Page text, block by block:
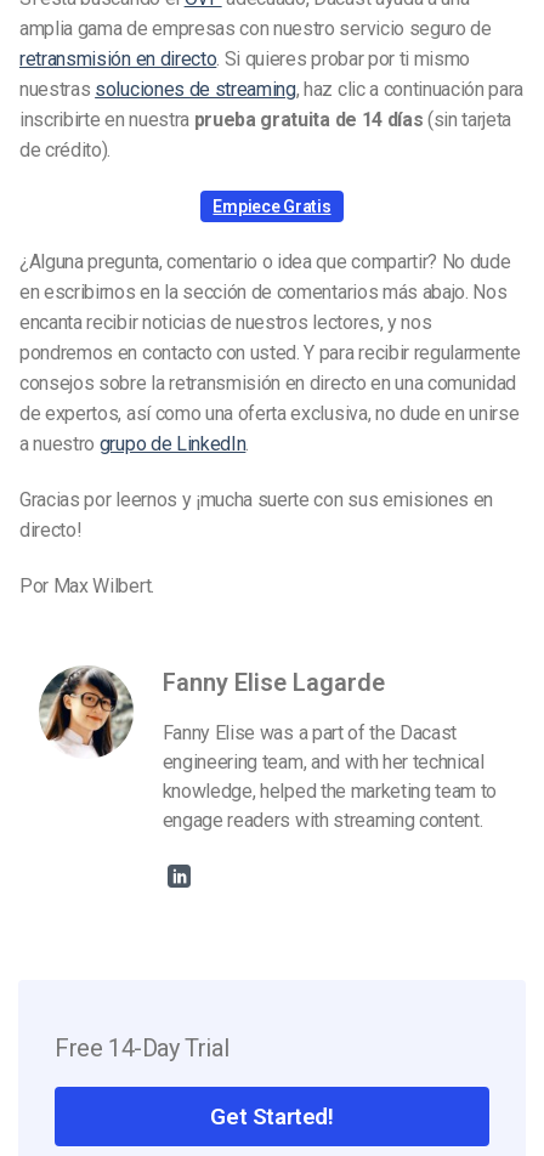
amplia gama de empresas con nuestro servicio seguro de
retransmisión en directo . Si quieres probar por ti mismo
nuestras soluciones de streaming, haz clic a continuación para
inscribirte en nuestra prueba gratuita de 14 días (sin tarjeta
de crédito).
Empiece Gratis
¿Alguna pregunta, comentario o idea que compartir? No dude
en escribirnos en la sección de comentarios más abajo. Nos
encanta recibir noticias de nuestros lectores, y nos
pondremos en contacto con usted. Y para recibir regularmente
consejos sobre la retransmisión en directo en una comunidad
de expertos, así como una oferta exclusiva, no dude en unirse
a nuestro grupo de LinkedIn.
Gracias por leernos y ¡mucha suerte con sus emisiones en
directo!
Por Max Wilbert.
Fanny Elise Lagarde
Fanny Elise was a part of the Dacast
engineering team, and with her technical
knowledge, helped the marketing team to
engage readers with streaming content.
Free 14-Day Trial
Get Started!